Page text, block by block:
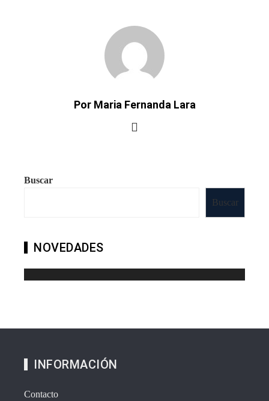
Por Maria Fernanda Lara
Buscar
Buscar
NOVEDADES
INFORMACIÓN
Contacto